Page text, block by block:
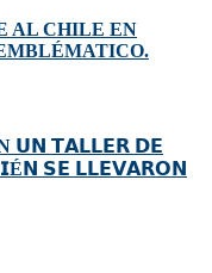
AL CHILE EN
𝗨𝗡 𝗧𝗔𝗟𝗟𝗘𝗥 𝗗𝗘
𝗦𝗘 𝗟𝗟𝗘𝗩𝗔𝗥𝗢𝗡